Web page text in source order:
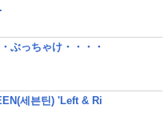
ぶっちゃけ・・・・
세븐틴) 'Left & Ri